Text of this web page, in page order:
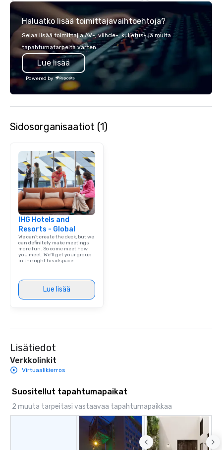
Haluatko lisää toimittajavaihtoehtoja?
Selaa lisää toimittajia AV-, viihde-, kuljetus- ja muita
tapahtumatarpeita varten.
Lue lisää
Powered by
Sidosorganisaatiot (1)
IHG Hotels and
Resorts - Global
We can't create the deck, but we
can definitely make meetings
more fun. So come meet how
you meet. We'll get your group
in the right headspace.
Lue lisää
Lisätiedot
Verkkolinkit
Virtuaalikierros
Suositellut tapahtumapaikat
2 muuta tarpeitasi vastaavaa tapahtumapaikkaa